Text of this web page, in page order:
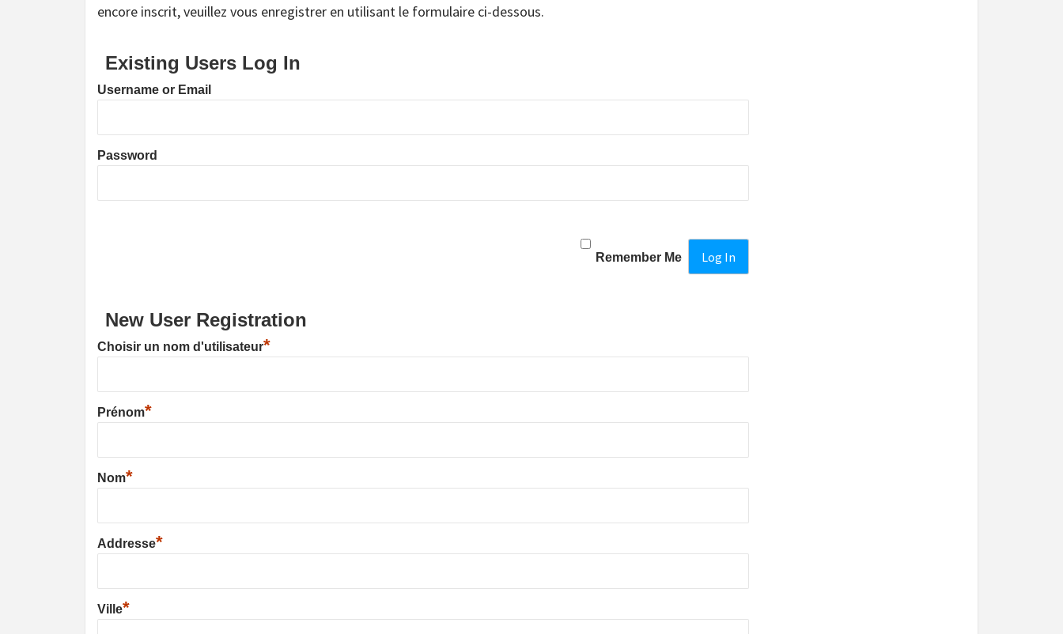
encore inscrit, veuillez vous enregistrer en utilisant le formulaire ci-dessous.
Existing Users Log In
Username or Email
Password
Remember Me
New User Registration
Choisir un nom d'utilisateur*
Prénom*
Nom*
Addresse*
Ville*